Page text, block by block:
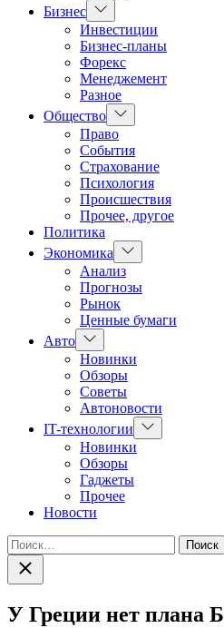
Бизнес Показать
подменю
Инвестиции
Бизнес-планы
Форекс
Менеджемент
Разное
Общество Показать
подменю
Право
События
Страхование
Психология
Происшествия
Прочее, другое
Политика
Экономика
Показать
подменю
Анализ
Прогнозы
Рынок
Ценные бумаги
Авто Показать
подменю
Новинки
Обзоры
Советы
Автоновости
IT-технологии
Показать
подменю
Новинки
Обзоры
Гаджеты
Прочее
Новости
Найти:
Закрыть
поиск
У Греции нет плана Б